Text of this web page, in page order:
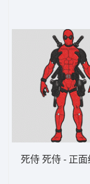
死侍 死侍 - 正